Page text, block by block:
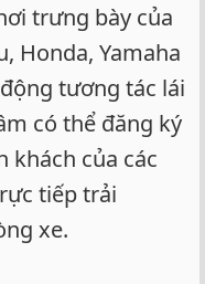
trưng bày của
Honda, Yamaha
tương tác lái
có thể đăng ký
khách của các
tiếp trải
xe.